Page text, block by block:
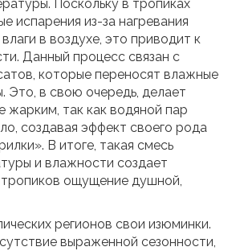
Поскольку в тропиках
испарения из-за нагревания
в воздухе, это приводит к
Данный процесс связан с
которые переносят влажные
Это, в свою очередь, делает
жарким, так как водяной пар
создавая эффект своего рода
В итоге, такая смесь
и влажности создает
ощущение душной,
регионов свои изюминки.
выраженной сезонности,